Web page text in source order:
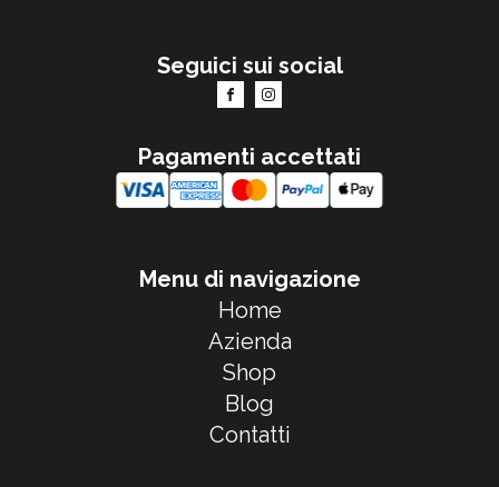
Seguici sui social
Pagamenti accettati
Menu di navigazione
Home
Azienda
Shop
Blog
Contatti